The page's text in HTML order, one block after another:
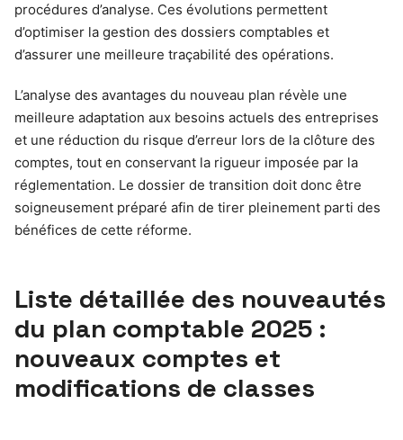
procédures d’analyse. Ces évolutions permettent
d’optimiser la gestion des dossiers comptables et
d’assurer une meilleure traçabilité des opérations.
L’analyse des avantages du nouveau plan révèle une
meilleure adaptation aux besoins actuels des entreprises
et une réduction du risque d’erreur lors de la clôture des
comptes, tout en conservant la rigueur imposée par la
réglementation. Le dossier de transition doit donc être
soigneusement préparé afin de tirer pleinement parti des
bénéfices de cette réforme.
Liste détaillée des nouveautés
du plan comptable 2025 :
nouveaux comptes et
modifications de classes